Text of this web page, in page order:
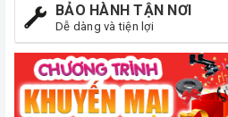
BẢO HÀNH TẬN NƠI
Dễ dàng và tiện lợi